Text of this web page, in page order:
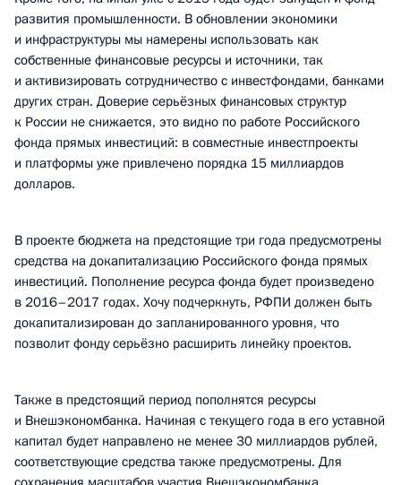
развития промышленности. В обновлении экономики
и инфраструктуры мы намерены использовать как
собственные финансовые ресурсы и источники, так
и активизировать сотрудничество с инвестфондами, банками
других стран. Доверие серьёзных финансовых структур
к России не снижается, это видно по работе Российского
фонда прямых инвестиций: в совместные инвестпроекты
и платформы уже привлечено порядка 15 миллиардов
долларов.
В проекте бюджета на предстоящие три года предусмотрены
средства на докапитализацию Российского фонда прямых
инвестиций. Пополнение ресурса фонда будет произведено
в 2016–2017 годах. Хочу подчеркнуть, РФПИ должен быть
докапитализирован до запланированного уровня, что
позволит фонду серьёзно расширить линейку проектов.
Также в предстоящий период пополнятся ресурсы
и Внешэкономбанка. Начиная с текущего года в его уставной
капитал будет направлено не менее 30 миллиардов рублей,
соответствующие средства также предусмотрены. Для